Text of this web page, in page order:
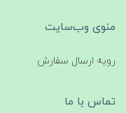
منوی وب‌سایت
رویه ارسال سفارش
تماس با ما